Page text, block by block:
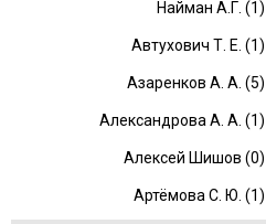
Найман А.Г. (1)
Автухович Т. Е. (1)
Азаренков А. А. (5)
Александрова А. А. (1)
Алексей Шишов (0)
Артёмова С. Ю. (1)